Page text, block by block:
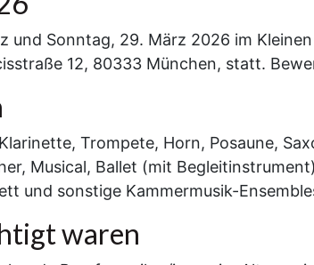
und Sonntag, 29. März 2026 im
12, 80333 München, statt.
Trompete, Horn, Posaune,
Musical, Ballet (mit
und sonstige Kammermusik-
waren